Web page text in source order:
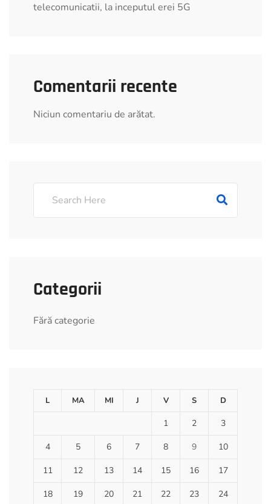
telecomunicatii, la inceputul erei 5G
Comentarii recente
Niciun comentariu de arătat.
Categorii
Fără categorie
L MA MI J V S D
1 2 3
4 5 6 7 8 9 10
11 12 13 14 15 16 17
18 19 20 21 22 23 24